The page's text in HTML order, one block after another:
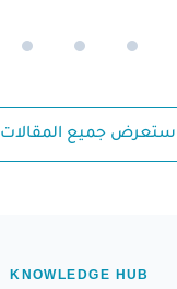
جميع المقالات
KNOWLEDGE HUB